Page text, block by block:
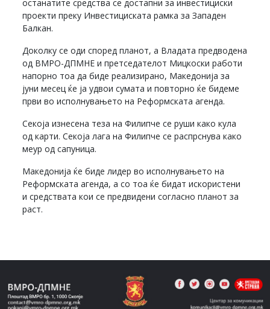
останатите средства се достапни за инвестициски
проекти преку Инвестициската рамка за Западен
Балкан.
Доколку се оди според планот, а Владата предводена
од ВМРО-ДПМНЕ и претседателот Мицкоски работи
напорно тоа да биде реализирано, Македонија за
јуни месец ќе ја удвои сумата и повторно ќе бидеме
први во исполнувањето на Реформската агенда.
Секоја изнесена теза на Филипче се руши како кула
од карти. Секоја лага на Филипче се распрснува како
меур од сапуница.
Македонија ќе биде лидер во исполнувањето на
Реформската агенда, а со тоа ќе бидат искористени
и средствата кои се предвидени согласно планот за
раст.